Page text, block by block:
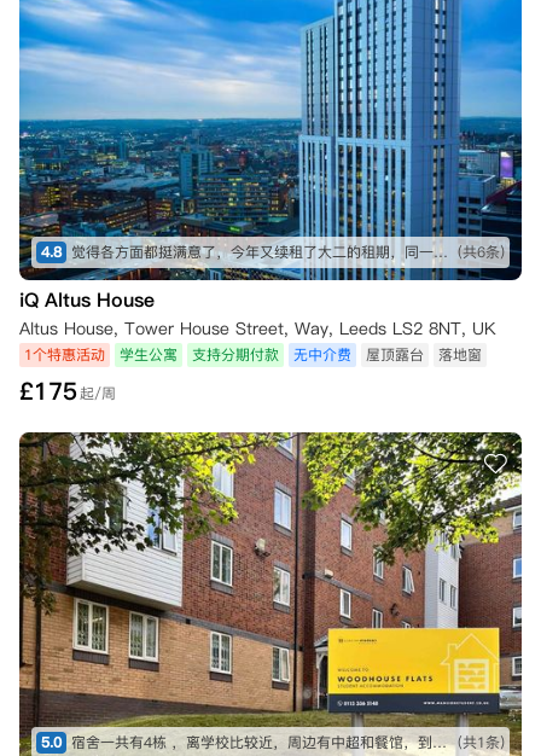
4.8 觉得各方面都挺满意了，今年又续租了大二的租期，同一个房间 (共6条)
iQ Altus House
Altus House, Tower House Street, Way, Leeds LS2 8NT, UK
1个特惠活动 学生公寓 支持分期付款 无中介费 屋顶露台 落地窗
£175起/周
5.0 宿舍一共有4栋 ，离学校比较近，周边有中超和餐馆，到市中心超市走路20分钟，房屋装修比较新，厨房有6人共用的洗衣机。3楼的光线可以。 (共1条)